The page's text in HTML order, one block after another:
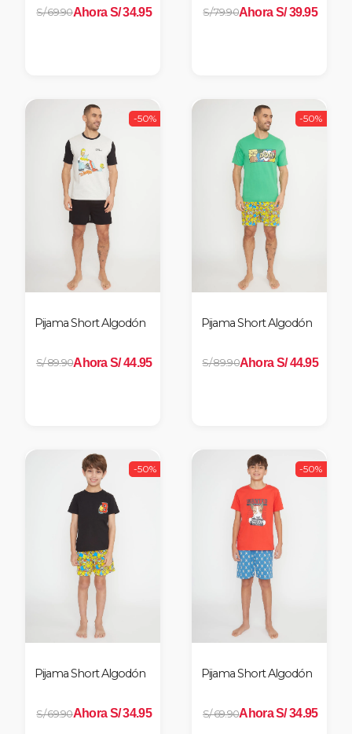
S/ 69.90Ahora S/ 34.95 S/ 79.90Ahora S/ 39.95
-50%
Pijama Short Algodón
S/ 89.90Ahora S/ 44.95
-50%
Pijama Short Algodón
S/ 89.90Ahora S/ 44.95
-50%
Pijama Short Algodón
S/ 69.90Ahora S/ 34.95
-50%
Pijama Short Algodón
S/ 69.90Ahora S/ 34.95